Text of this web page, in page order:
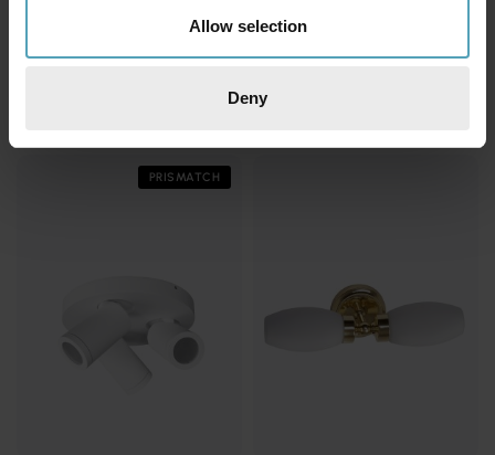
Allow selection
Deny
Marstrand 36cm
ARMATURHANTVERK
Marstrand 22cm
1 059 kr
PRISMATCH